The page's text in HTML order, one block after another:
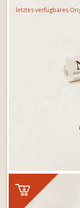
letztes verfügbares